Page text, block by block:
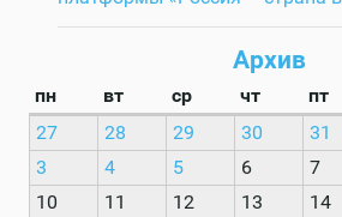
Архив
пн вт ср чт пт
27
28 29 30 31
3
4 5 6 7
10
11 12 13 14